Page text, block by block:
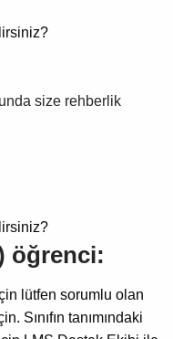
size rehberlik
öğrenci:
lütfen sorumlu olan
Sınıfın tanımındaki